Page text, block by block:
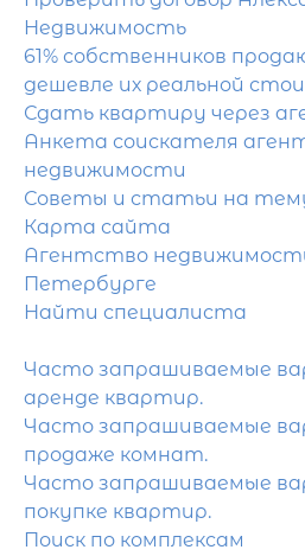
Недвижимость
61% собственников
дешевле их реальной
Сдать квартиру через
Анкета соискателя
недвижимости
Советы и статьи на
Карта сайта
Агентство
Петербурге
Найти специалиста
Часто запрашиваемые
аренде квартир.
Часто запрашиваемые
продаже комнат.
Часто запрашиваемые
покупке квартир.
Поиск по комплексам